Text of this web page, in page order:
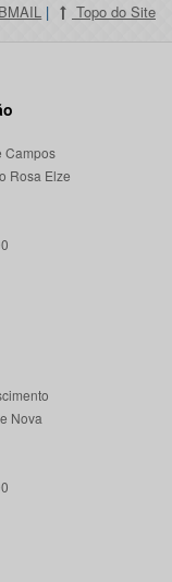
| Topo do Site
Campos
Rosa Elze
Nova